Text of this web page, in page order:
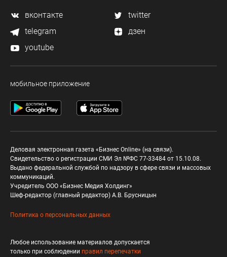
вконтакте
twitter
telegram
дзен
youtube
мобильное приложение
Деловая электронная газета «Бизнес Online» (на связи).
Свидетельство о регистрации СМИ Эл №ФС 77-33484 от 15.10.08.
Выдано федеральной службой по надзору в сфере связи и массовых
коммуникаций.
Учредитель ООО «Бизнес Медия Холдинг»
Шеф-редактор (главный редактор) А.В. Брусницын
Политика о персональных данных
Любое использование материалов допускается
только при соблюдении правил перепечатки